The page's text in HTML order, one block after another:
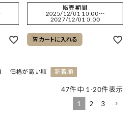
販売期間
2025/12/01 10:00〜
2027/12/01 0:00
カートに入れる
価格が高い順 新着順
47件中 1 -20件表示
1
2 3